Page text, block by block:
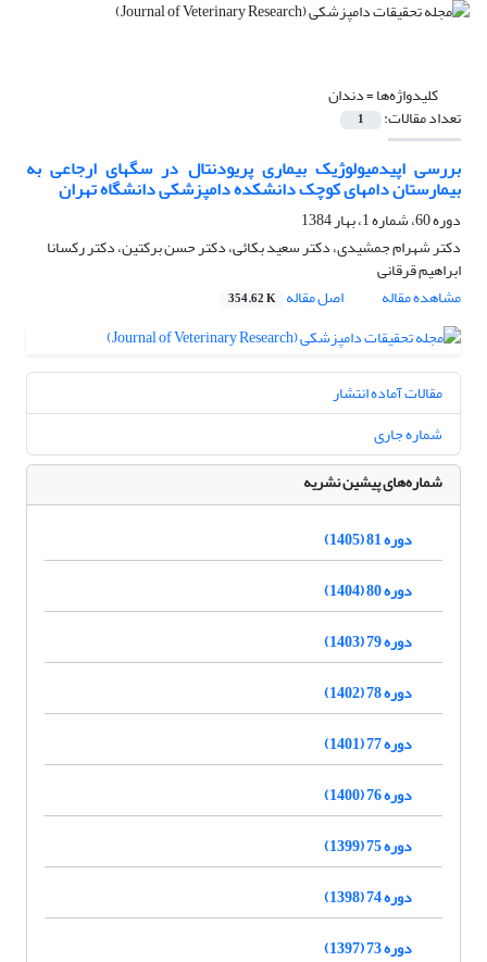
کلیدواژه‌ها =دندان
تعداد مقالات: 1
بررسی اپیدمیولوژیک بیماری پریودنتال در سگهای ارجاعی به
بیمارستان دامهای کوچک دانشکده دامپزشکی دانشگاه تهران
دوره 60، شماره 1، بهار 1384
دکتر شهرام جمشیدی، دکتر سعید بکائی، دکتر حسن برکتین، دکتر رکسانا
ابراهیم قرقانی
مشاهده مقاله
اصل مقاله 354.62 K
مقالات آماده انتشار
شماره جاری
شماره‌های پیشین نشریه
دوره 81 (1405)
دوره 80 (1404)
دوره 79 (1403)
دوره 78 (1402)
دوره 77 (1401)
دوره 76 (1400)
دوره 75 (1399)
دوره 74 (1398)
دوره 73 (1397)